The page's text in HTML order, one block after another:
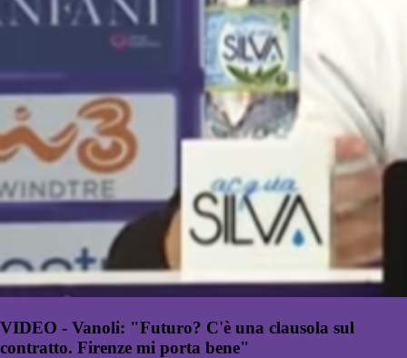
VIDEO - Vanoli: "Futuro? C'è una clausola sul
contratto. Firenze mi porta bene"